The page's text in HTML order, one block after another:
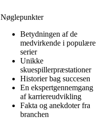
Nøglepunkter
Betydningen af de
medvirkende i populære
serier
Unikke
skuespillerpræstationer
Historier bag succesen
En ekspertgennemgang
af karriereudvikling
Fakta og anekdoter fra
branchen